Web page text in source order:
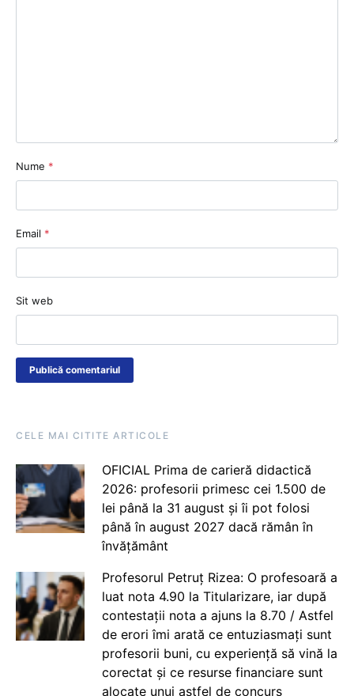
Nume *
Email *
Sit web
CELE MAI CITITE ARTICOLE
OFICIAL Prima de carieră didactică
2026: profesorii primesc cei 1.500 de
lei până la 31 august și îi pot folosi
până în august 2027 dacă rămân în
învățământ
Profesorul Petruț Rizea: O profesoară a
luat nota 4.90 la Titularizare, iar după
contestații nota a ajuns la 8.70 / Astfel
de erori îmi arată ce entuziasmați sunt
profesorii buni, cu experiență să vină la
corectat și ce resurse financiare sunt
alocate unui astfel de concurs